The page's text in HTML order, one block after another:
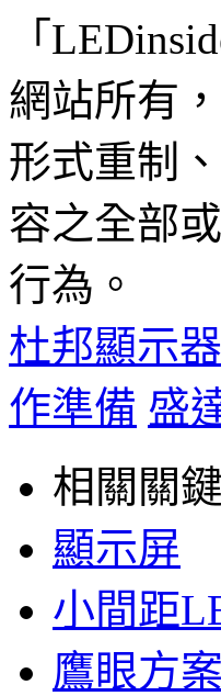
「
網站所有
形式重制
容之全部
行為。
杜邦顯示
作準備 盛
相關關
顯示屏
小間距
鷹眼方